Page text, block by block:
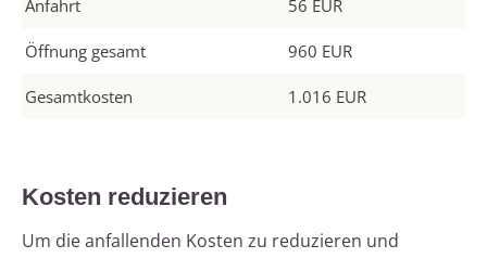
Anfahrt 56 EUR
Öffnung gesamt 960 EUR
Gesamtkosten 1.016 EUR
Kosten reduzieren
Um die anfallenden Kosten zu reduzieren und